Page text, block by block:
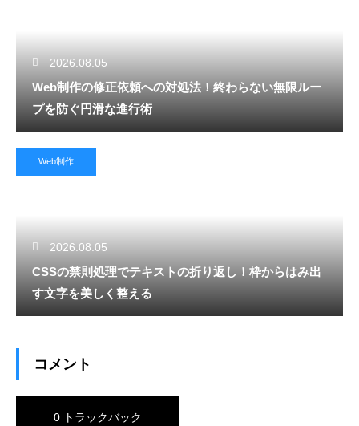
2026.08.05
Web制作の修正依頼への対処法！終わらない無限ルー
プを防ぐ円滑な進行術
Web制作
2026.08.05
CSSの禁則処理でテキストの折り返し！枠からはみ出
す文字を美しく整える
コメント
0 トラックバック